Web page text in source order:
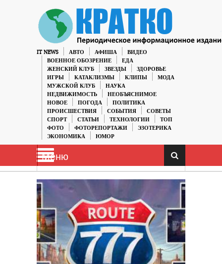
IT NEWS АВТО АФИША
ВИДЕО
ВОЕННОЕ ОБОЗРЕНИЕ
ЕДА
ЖЕНСКИЙ КЛУБ
ЗВЕЗДЫ
ЗДОРОВЬЕ
ИГРЫ
КАТАКЛИЗМЫ КЛИПЫ
МОДА
МУЖСКОЙ КЛУБ
НАУКА
НЕДВИЖИМОСТЬ
НЕОБЪЯСНИМОЕ
НОВОЕ
ПОГОДА
ПОЛИТИКА
ПРОИСШЕСТВИЯ
СОБЫТИЯ
СОВЕТЫ
СПОРТ
СТАТЬИ ТЕХНОЛОГИИ
ТОП
ФОТО
ФОТОРЕПОРТАЖИ
ЭЗОТЕРИКА
ЭКОНОМИКА
ЮМОР
Меню